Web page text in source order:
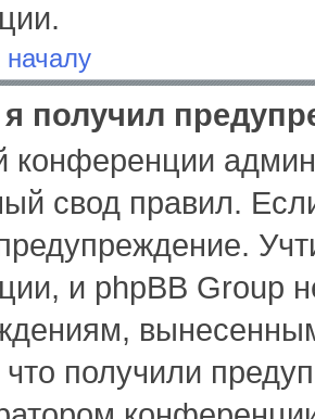
началу
получил
конференции
свод правил.
и phpBB Group
что получили